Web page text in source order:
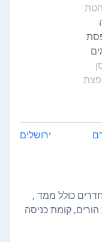
ירושלים
ברמת בית הכרם דירת גן 3 חדרים כולל ממד ,
הורים, קומת כניסה